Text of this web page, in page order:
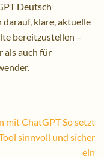
Deutsch
klare, aktuelle
bereitzustellen –
als auch für
mit ChatGPT So setzt
sinnvoll und sicher
ein